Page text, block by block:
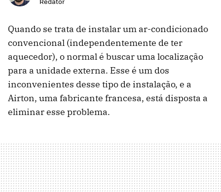
Quando se trata de instalar um ar-condicionado
convencional (independentemente de ter
aquecedor), o normal é buscar uma localização
para a unidade externa. Esse é um dos
inconvenientes desse tipo de instalação, e a
Airton, uma fabricante francesa, está disposta a
eliminar esse problema.